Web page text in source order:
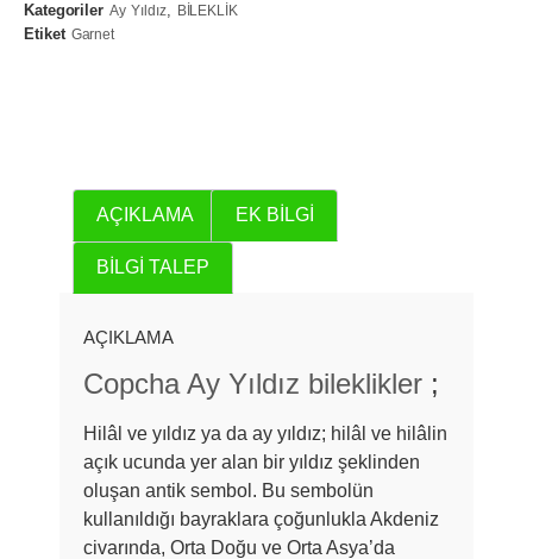
Kategoriler Ay Yıldız, BİLEKLİK
Etiket Garnet
AÇIKLAMA EK BILGI
BILGI TALEP
AÇIKLAMA
Copcha Ay Yıldız bileklikler ;
Hilâl ve yıldız ya da ay yıldız; hilâl ve hilâlin
açık ucunda yer alan bir yıldız şeklinden
oluşan antik sembol. Bu sembolün
kullanıldığı bayraklara çoğunlukla Akdeniz
civarında, Orta Doğu ve Orta Asya’da